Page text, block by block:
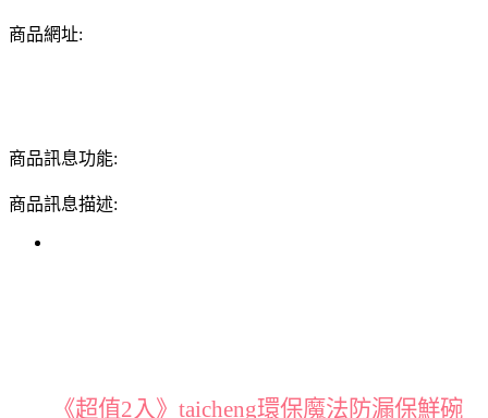
商品網址:
商品訊息功能:
商品訊息描述:
《超值2入》taicheng環保魔法防漏保鮮碗